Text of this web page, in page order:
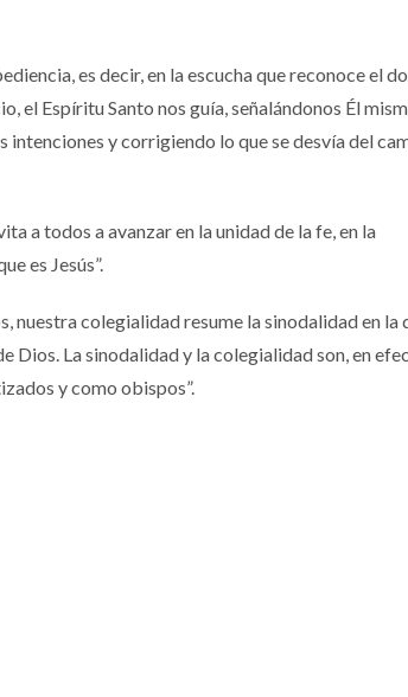
es decir, en la escucha que reconoce el
el Espíritu Santo nos guía, señalándonos Él
y corrigiendo lo que se desvía del
a todos a avanzar en la unidad de la fe, en la
es Jesús”.
nuestra colegialidad resume la sinodalidad en la
La sinodalidad y la colegialidad son, en
y como obispos”.